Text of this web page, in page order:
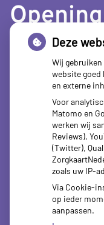
Maandag:
Woensdag:
Donderdag:
Deze
Wij
website goed
en externe
Voor
Matomo en
werken wij
Reviews),
(Twitter),
zoals uw IP-
Via Cookie-
op ieder
aanpassen.